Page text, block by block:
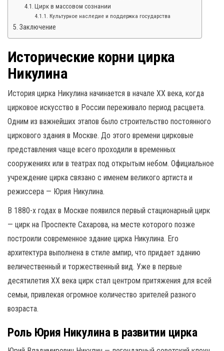
Цирк в массовом сознании
Культурное наследие и поддержка государства
Заключение
Исторические корни цирка
Никулина
История цирка Никулина начинается в начале XX века, когда
цирковое искусство в России переживало период расцвета.
Одним из важнейших этапов было строительство постоянного
циркового здания в Москве. До этого времени цирковые
представления чаще всего проходили в временных
сооружениях или в театрах под открытым небом. Официальное
учреждение цирка связано с именем великого артиста и
режиссера — Юрия Никулина.
В 1880-х годах в Москве появился первый стационарный цирк
— цирк на Проспекте Сахарова, на месте которого позже
построили современное здание цирка Никулина. Его
архитектура выполнена в стиле ампир, что придает зданию
величественный и торжественный вид. Уже в первые
десятилетия ХХ века цирк стал центром притяжения для всей
семьи, привлекая огромное количество зрителей разного
возраста.
Роль Юрия Никулина в развитии цирка